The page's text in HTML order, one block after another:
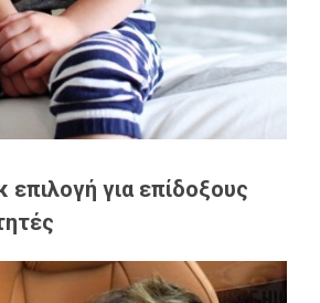
επιλογή για επίδοξους